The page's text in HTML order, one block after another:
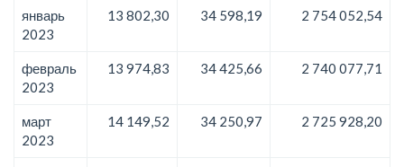
январь
2023
13 802,30 34 598,19 2 754 052,54
февраль
2023
13 974,83 34 425,66 2 740 077,71
март
2023
14 149,52 34 250,97 2 725 928,20